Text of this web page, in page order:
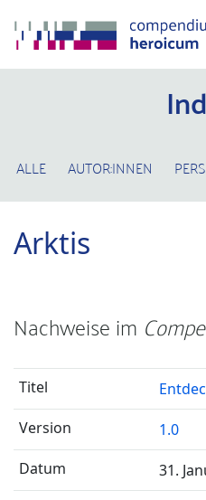
ALLE AUTOR:INNEN
Arktis
Nachweise im
1.0
31.